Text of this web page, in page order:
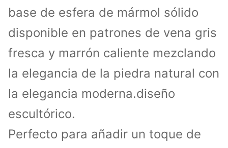
base de esfera de mármol sólido
disponible en patrones de vena gris
fresca y marrón caliente mezclando
la elegancia de la piedra natural con
la elegancia moderna.diseño
escultórico.
Perfecto para añadir un toque de